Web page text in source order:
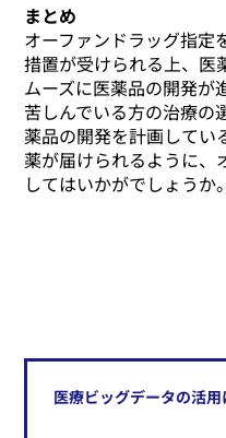
まとめ
オーファンドラッグ指定
措置が受けられる上、医
ムーズに医薬品の開発が
苦しんでいる方の治療の
薬品の開発を計画してい
薬が届けられるように、
してはいかがでしょうか。
医療ビッグデータの活